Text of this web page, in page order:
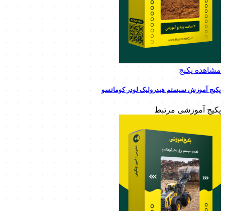
مشاهده پکیج
پکیج آموزش سیستم هیدرولیک لودر کوماتسو
پکیج آموزشی مرتبط